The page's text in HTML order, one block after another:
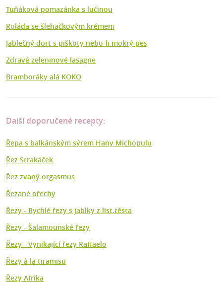
Tuňáková pomazánka s lučinou
Roláda se šlehačkovým krémem
Jablečný dort s piškoty nebo-li mokrý pes
Zdravé zeleninové lasagne
Bramboráky alá KOKO
Další doporučené recepty:
Řepa s balkánským sýrem Hany Michopulu
Řez Strakáček
Řez zvaný orgasmus
Řezané ořechy
Řezy - Rychlé řezy s jablky z list.těsta
Řezy - Šalamounské řezy
Řezy - Vynikající řezy Raffaelo
Řezy à la tiramisu
Řezy Afrika